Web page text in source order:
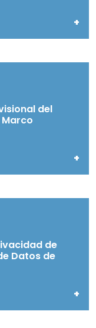
+
del
+
de
Datos de
+